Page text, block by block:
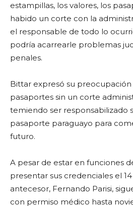
estampillas, los valores, los
habido un corte con la
el responsable de todo lo
podría acarrearle problemas
penales.
Bittar expresó su
pasaportes sin un corte
temiendo ser responsabilizado
pasaporte paraguayo para
futuro.
A pesar de estar en funciones
presentar sus credenciales el
antecesor, Fernando Parisi,
con permiso médico hasta